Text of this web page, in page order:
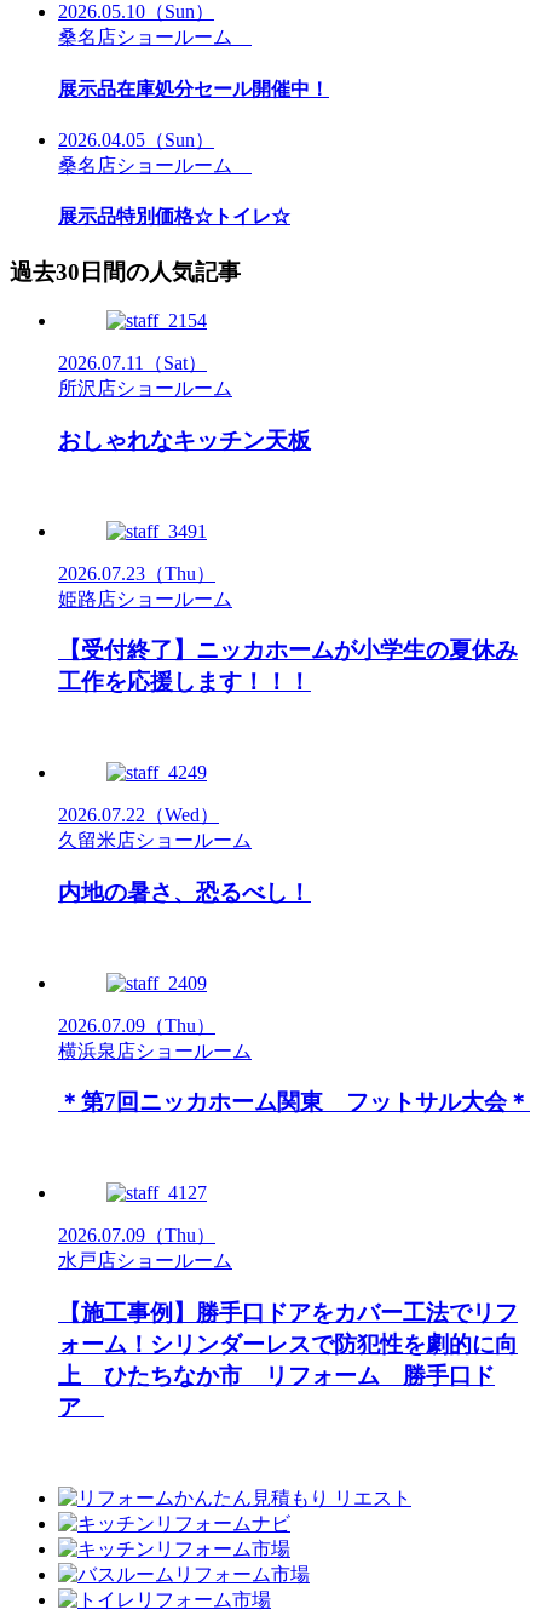
2026.05.10 （Sun）
桑名店ショールーム
展示品在庫処分セール開催中！
2026.04.05 （Sun）
桑名店ショールーム
展示品特別価格☆トイレ☆
過去30日間の人気記事
2026.07.11
（Sat）
所沢店ショールーム
おしゃれなキッチン天板
2026.07.23 （Thu）
姫路店ショールーム
【受付終了】ニッカホームが小学生の夏休み
工作を応援します！！！
2026.07.22 （Wed）
久留米店ショールーム
内地の暑さ、恐るべし！
2026.07.09 （Thu）
横浜泉店ショールーム
＊第7回ニッカホーム関東 フットサル大会＊
2026.07.09 （Thu）
水戸店ショールーム
【施工事例】勝手口ドアをカバー工法でリフ
ォーム！シリンダーレスで防犯性を劇的に向
上 ひたちなか市 リフォーム 勝手口ド
ア